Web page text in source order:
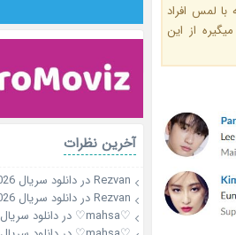
لمس افراد
از این
آخرین نظرات
Rezvanدر دانلود سریال The Apartment Job 2026
Rezvanدر دانلود سریال Never-Ending Summer 2026
♡mahsa♡
در دانلود سریال Our Sticky Love 2026